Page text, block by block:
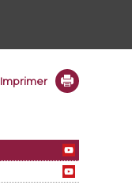
Imprimer